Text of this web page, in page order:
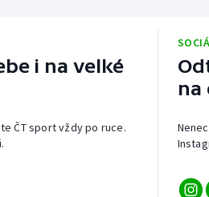
i na velké
ČT sport vždy po ruce.
na